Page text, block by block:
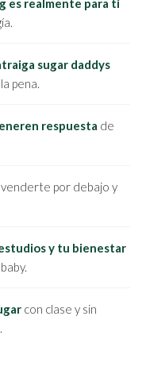
es realmente para ti
sugar daddys
pena.
respuesta de
venderte por debajo y
y tu bienestar
con clase y sin